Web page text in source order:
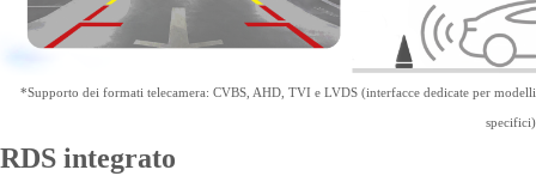
*Supporto dei formati telecamera: CVBS, AHD, TVI e LVDS (interfacce dedicate per modelli
specifici)
RDS integrato